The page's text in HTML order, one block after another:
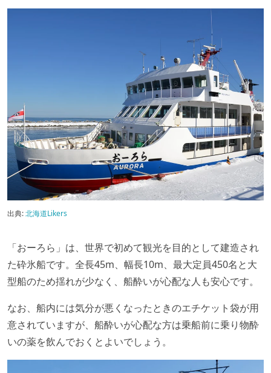
出典:北海道Likers
「おーろら」は、世界で初めて観光を目的として建造され
た砕氷船です。全長45m、幅長10m、最大定員450名と大
型船のため揺れが少なく、船酔いが心配な人も安心です。
なお、船内には気分が悪くなったときのエチケット袋が用
意されていますが、船酔いが心配な方は乗船前に乗り物酔
いの薬を飲んでおくとよいでしょう。